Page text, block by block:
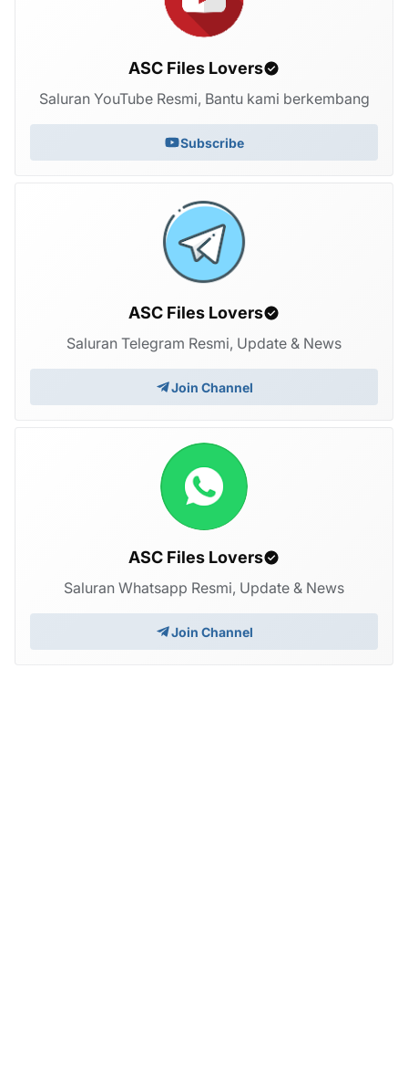
ASC Files Lovers
Saluran YouTube Resmi, Bantu kami berkembang
Subscribe
ASC Files Lovers
Saluran Telegram Resmi, Update & News
Join Channel
ASC Files Lovers
Saluran Whatsapp Resmi, Update & News
Join Channel